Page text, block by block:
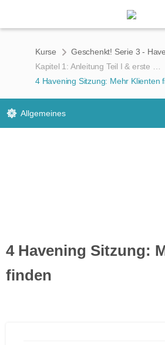
Kurse
4 Havening Sitzung: Mehr Klienten
Allgemeines
4 Havening Sitzung:
finden